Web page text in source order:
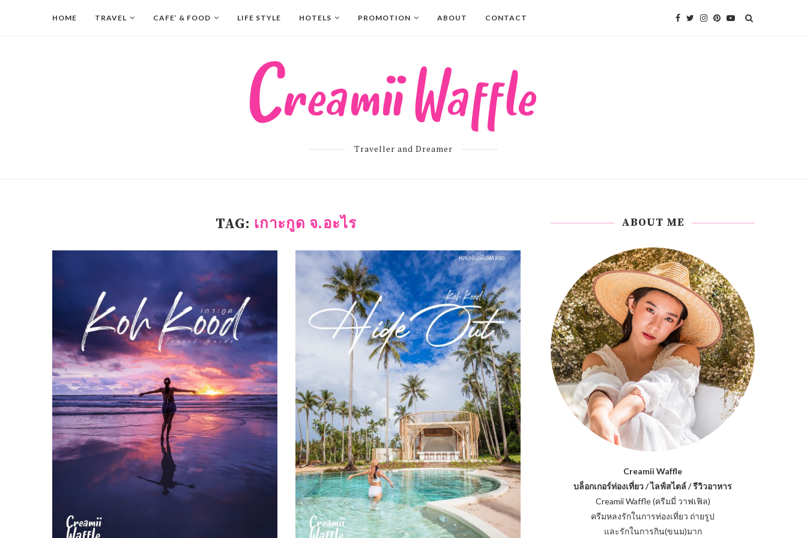
HOME TRAVEL CAFE’ & FOOD LIFE STYLE HOTELS PROMOTION ABOUT CONTACT
Traveller and Dreamer
TAG: เกาะกูด จ.อะไร ABOUT ME
Creamii Waffle
บล็อกเกอร์ท่องเที่ยว / ไลฟ์สไตล์ / รีวิวอาหาร
Creamii Waffle (ครีมมี่ วาฟเฟิล)
ครีมหลงรักในการท่องเที่ยว ถ่ายรูป
และรักในการกิน(ขนม)มาก